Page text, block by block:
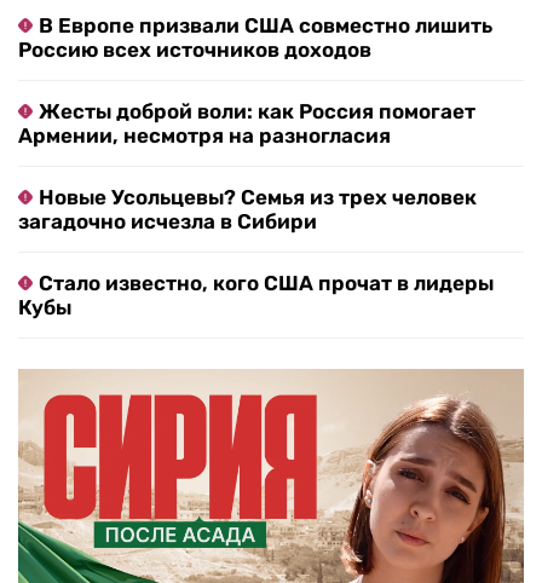
В Европе призвали США совместно лишить
Россию всех источников доходов
Жесты доброй воли: как Россия помогает
Армении, несмотря на разногласия
Новые Усольцевы? Семья из трех человек
загадочно исчезла в Сибири
Стало известно, кого США прочат в лидеры
Кубы